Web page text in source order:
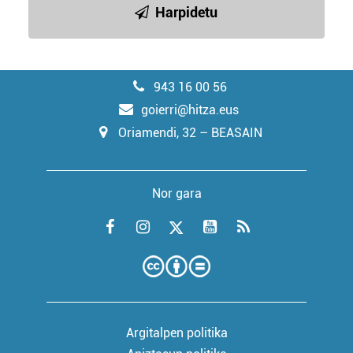
Harpidetu
943 16 00 56
goierri@hitza.eus
Oriamendi, 32 – BEASAIN
Nor gara
Argitalpen politika